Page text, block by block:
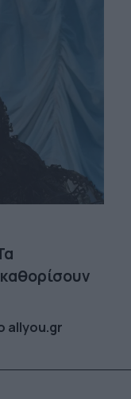
allyou.gr